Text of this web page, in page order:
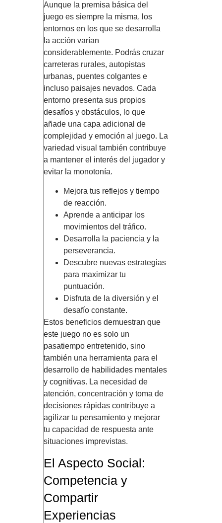
Aunque la premisa básica del
juego es siempre la misma, los
entornos en los que se desarrolla
la acción varían
considerablemente. Podrás cruzar
carreteras rurales, autopistas
urbanas, puentes colgantes e
incluso paisajes nevados. Cada
entorno presenta sus propios
desafíos y obstáculos, lo que
añade una capa adicional de
complejidad y emoción al juego. La
variedad visual también contribuye
a mantener el interés del jugador y
evitar la monotonía.
Mejora tus reflejos y tiempo
de reacción.
Aprende a anticipar los
movimientos del tráfico.
Desarrolla la paciencia y la
perseverancia.
Descubre nuevas estrategias
para maximizar tu
puntuación.
Disfruta de la diversión y el
desafío constante.
Estos beneficios demuestran que
este juego no es solo un
pasatiempo entretenido, sino
también una herramienta para el
desarrollo de habilidades mentales
y cognitivas. La necesidad de
atención, concentración y toma de
decisiones rápidas contribuye a
agilizar tu pensamiento y mejorar
tu capacidad de respuesta ante
situaciones imprevistas.
El Aspecto Social:
Competencia y
Compartir
Experiencias